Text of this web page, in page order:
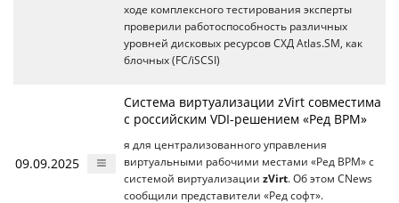
ходе комплексного тестирования эксперты
проверили работоспособность различных
уровней дисковых ресурсов СХД Atlas.SM, как
блочных (FC/iSCSI)
09.09.2025
Система виртуализации zVirt совместима
с российским VDI-решением «Ред ВРМ»
я для централизованного управления
виртуальными рабочими местами «Ред ВРМ» с
системой виртуализации zVirt. Об этом CNews
сообщили представители «Ред софт».